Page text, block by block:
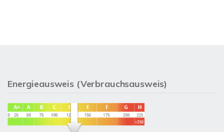
Energieausweis (Verbrauchsausweis)